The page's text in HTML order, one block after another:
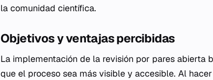
la comunidad científica.
Objetivos y ventajas percibidas
La implementación de la revisión por pares abierta
que el proceso sea más visible y accesible. Al